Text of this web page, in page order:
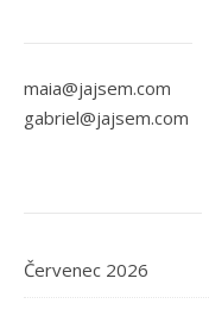
maia@jajsem.com
gabriel@jajsem.com
Červenec 2026